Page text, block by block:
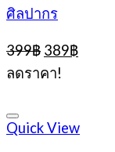
ศิลปากร
399฿ Original
price
was:
389฿
ลดราคา!
Quick View